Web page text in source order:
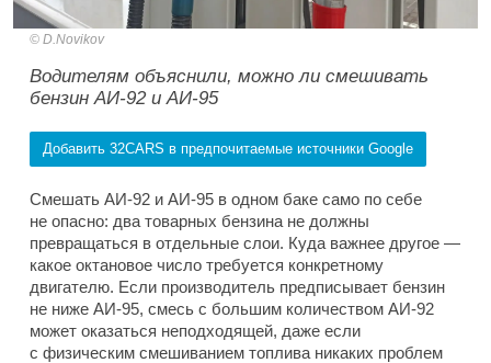
D.Novikov
Водителям объяснили, можно ли смешивать
бензин АИ-92 и АИ-95
Добавить 32CARS в предпочитаемые источники Google
Смешать АИ-92 и АИ-95 в одном баке само по себе
не опасно: два товарных бензина не должны
превращаться в отдельные слои. Куда важнее другое —
какое октановое число требуется конкретному
двигателю. Если производитель предписывает бензин
не ниже АИ-95, смесь с большим количеством АИ-92
может оказаться неподходящей, даже если
с физическим смешиванием топлива никаких проблем